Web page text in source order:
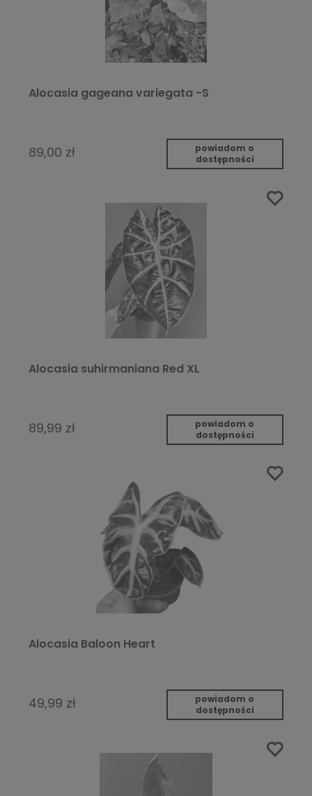
Alocasia gageana variegata -S
89,00 zł
powiadom o
dostępności
Alocasia suhirmaniana Red XL
89,99 zł
powiadom o
dostępności
Alocasia Baloon Heart
49,99 zł
powiadom o
dostępności